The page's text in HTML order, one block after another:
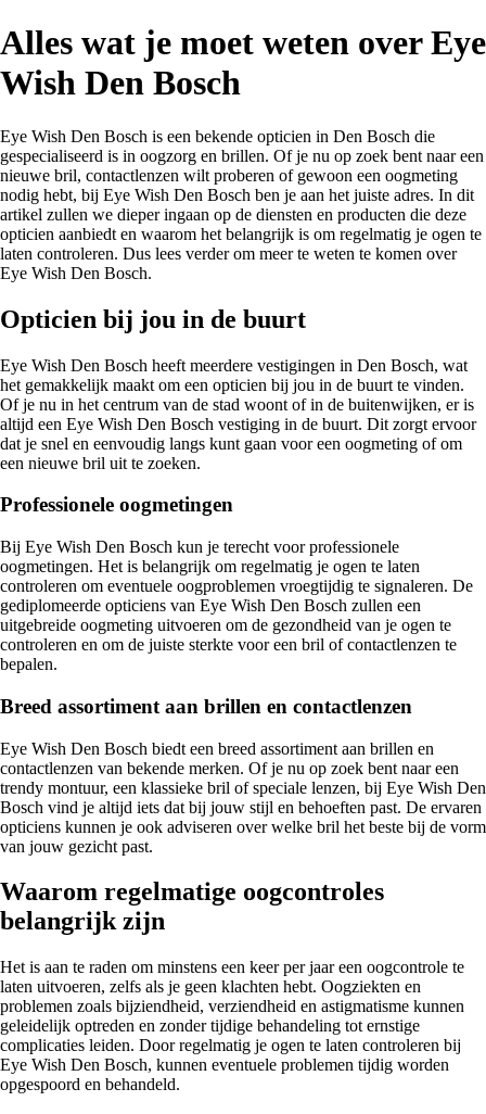
Alles wat je moet weten over Eye
Wish Den Bosch
Eye Wish Den Bosch is een bekende opticien in Den Bosch die
gespecialiseerd is in oogzorg en brillen. Of je nu op zoek bent naar een
nieuwe bril, contactlenzen wilt proberen of gewoon een oogmeting
nodig hebt, bij Eye Wish Den Bosch ben je aan het juiste adres. In dit
artikel zullen we dieper ingaan op de diensten en producten die deze
opticien aanbiedt en waarom het belangrijk is om regelmatig je ogen te
laten controleren. Dus lees verder om meer te weten te komen over
Eye Wish Den Bosch.
Opticien bij jou in de buurt
Eye Wish Den Bosch heeft meerdere vestigingen in Den Bosch, wat
het gemakkelijk maakt om een opticien bij jou in de buurt te vinden.
Of je nu in het centrum van de stad woont of in de buitenwijken, er is
altijd een Eye Wish Den Bosch vestiging in de buurt. Dit zorgt ervoor
dat je snel en eenvoudig langs kunt gaan voor een oogmeting of om
een nieuwe bril uit te zoeken.
Professionele oogmetingen
Bij Eye Wish Den Bosch kun je terecht voor professionele
oogmetingen. Het is belangrijk om regelmatig je ogen te laten
controleren om eventuele oogproblemen vroegtijdig te signaleren. De
gediplomeerde opticiens van Eye Wish Den Bosch zullen een
uitgebreide oogmeting uitvoeren om de gezondheid van je ogen te
controleren en om de juiste sterkte voor een bril of contactlenzen te
bepalen.
Breed assortiment aan brillen en contactlenzen
Eye Wish Den Bosch biedt een breed assortiment aan brillen en
contactlenzen van bekende merken. Of je nu op zoek bent naar een
trendy montuur, een klassieke bril of speciale lenzen, bij Eye Wish Den
Bosch vind je altijd iets dat bij jouw stijl en behoeften past. De ervaren
opticiens kunnen je ook adviseren over welke bril het beste bij de vorm
van jouw gezicht past.
Waarom regelmatige oogcontroles
belangrijk zijn
Het is aan te raden om minstens een keer per jaar een oogcontrole te
laten uitvoeren, zelfs als je geen klachten hebt. Oogziekten en
problemen zoals bijziendheid, verziendheid en astigmatisme kunnen
geleidelijk optreden en zonder tijdige behandeling tot ernstige
complicaties leiden. Door regelmatig je ogen te laten controleren bij
Eye Wish Den Bosch, kunnen eventuele problemen tijdig worden
opgespoord en behandeld.